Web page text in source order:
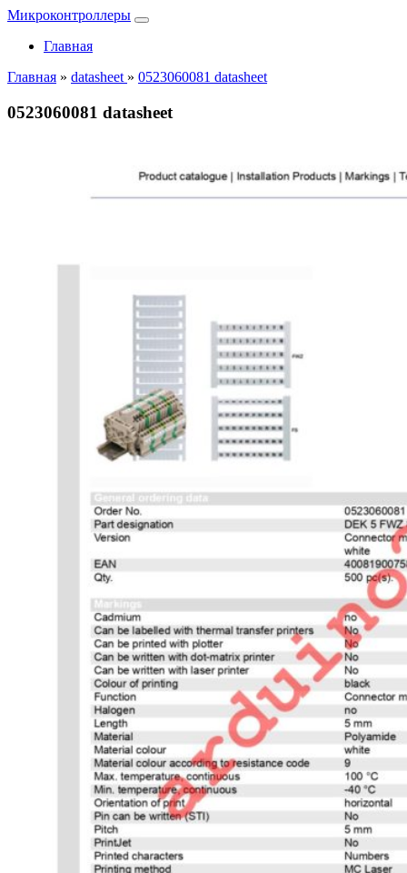
Микроконтроллеры
Главная
Главная » datasheet » 0523060081 datasheet
0523060081 datasheet